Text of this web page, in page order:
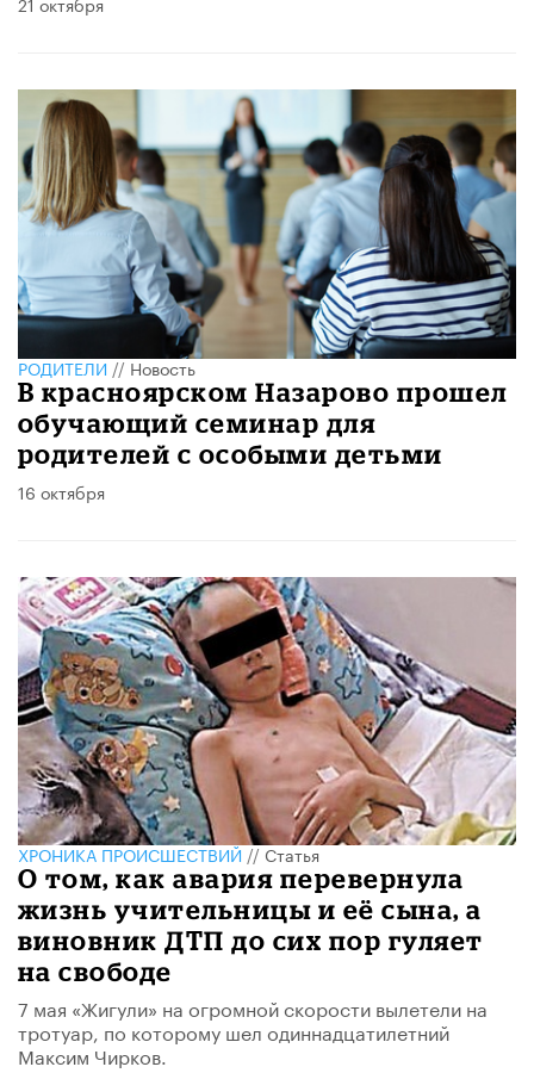
РОДИТЕЛИ//Новость
В красноярском Назарово прошел
обучающий семинар для
родителей с особыми детьми
16 октября
ХРОНИКА ПРОИСШЕСТВИЙ//Статья
О том, как авария перевернула
жизнь учительницы и её сына, а
виновник ДТП до сих пор гуляет
на свободе
7 мая «Жигули» на огромной скорости вылетели на
тротуар, по которому шел одиннадцатилетний
Максим Чирков.